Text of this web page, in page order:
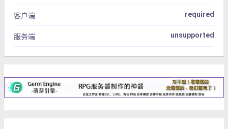
客户端 required
服务端 unsupported